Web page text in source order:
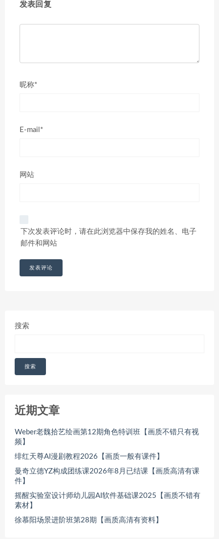
发表回复
昵称*
E-mail*
网站
下次发表评论时，请在此浏览器中保存我的姓名、电子
邮件和网站
搜索
搜索
近期文章
Weber老魏拾艺绘画第12期角色特训班【画质不错只有视
频】
绯红天尊AI漫剧教程2026【画质一般有课件】
曼奇立德YZ构成团练课2026年8月已结课【画质高清有课
件】
摇醒实验室设计师幼儿园AI软件基础课2025【画质不错有
素材】
徐慕阳场景进阶班第28期【画质高清有资料】